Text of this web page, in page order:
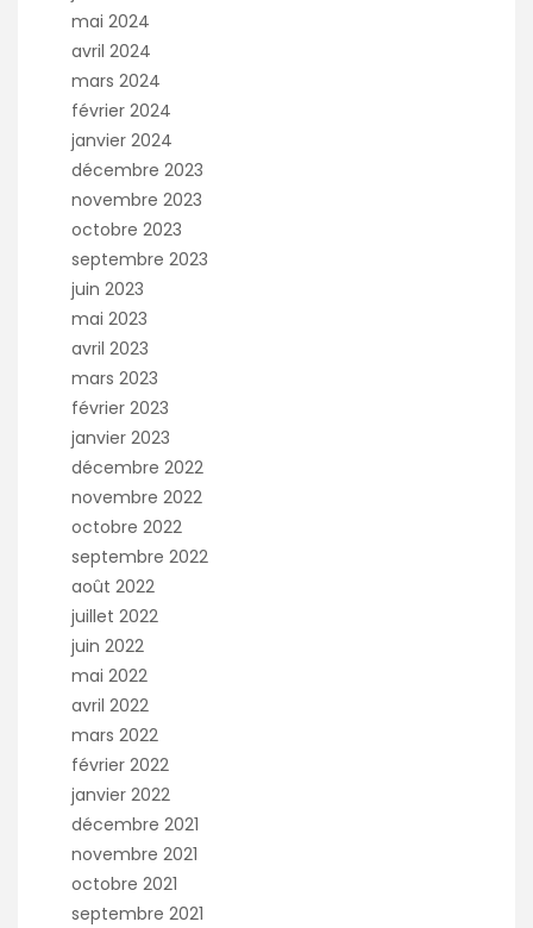
mai 2024
avril 2024
mars 2024
février 2024
janvier 2024
décembre 2023
novembre 2023
octobre 2023
septembre 2023
juin 2023
mai 2023
avril 2023
mars 2023
février 2023
janvier 2023
décembre 2022
novembre 2022
octobre 2022
septembre 2022
août 2022
juillet 2022
juin 2022
mai 2022
avril 2022
mars 2022
février 2022
janvier 2022
décembre 2021
novembre 2021
octobre 2021
septembre 2021